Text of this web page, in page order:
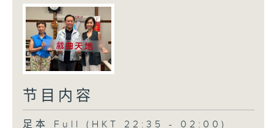
节目内容
足本 Full (HKT 22:35 - 02:00)